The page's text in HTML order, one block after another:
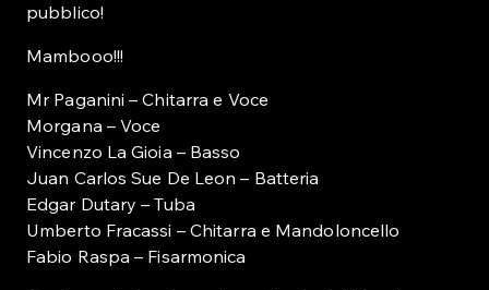
pubblico!
Mambooo!!!
Mr Paganini – Chitarra e Voce
Morgana – Voce
Vincenzo La Gioia – Basso
Juan Carlos Sue De Leon – Batteria
Edgar Dutary – Tuba
Umberto Fracassi – Chitarra e Mandoloncello
Fabio Raspa – Fisarmonica